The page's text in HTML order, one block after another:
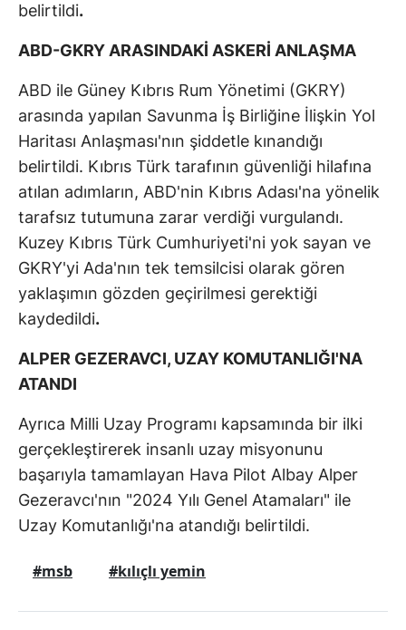
belirtildi.
ABD-GKRY ARASINDAKİ ASKERİ ANLAŞMA
ABD ile Güney Kıbrıs Rum Yönetimi (GKRY)
arasında yapılan Savunma İş Birliğine İlişkin Yol
Haritası Anlaşması'nın şiddetle kınandığı
belirtildi. Kıbrıs Türk tarafının güvenliği hilafına
atılan adımların, ABD'nin Kıbrıs Adası'na yönelik
tarafsız tutumuna zarar verdiği vurgulandı.
Kuzey Kıbrıs Türk Cumhuriyeti'ni yok sayan ve
GKRY'yi Ada'nın tek temsilcisi olarak gören
yaklaşımın gözden geçirilmesi gerektiği
kaydedildi.
ALPER GEZERAVCI, UZAY KOMUTANLIĞI'NA
ATANDI
Ayrıca Milli Uzay Programı kapsamında bir ilki
gerçekleştirerek insanlı uzay misyonunu
başarıyla tamamlayan Hava Pilot Albay Alper
Gezeravcı'nın "2024 Yılı Genel Atamaları" ile
Uzay Komutanlığı'na atandığı belirtildi.
#msb #kılıçlı yemin